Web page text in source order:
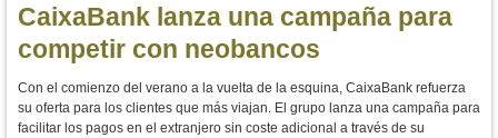
CaixaBank lanza una campaña para
competir con neobancos
Con el comienzo del verano a la vuelta de la esquina, CaixaBank refuerza
su oferta para los clientes que más viajan. El grupo lanza una campaña para
facilitar los pagos en el extranjero sin coste adicional a través de su